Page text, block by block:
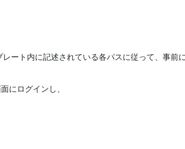
ート内に記述されている各パスに従って、事前
にログインし、